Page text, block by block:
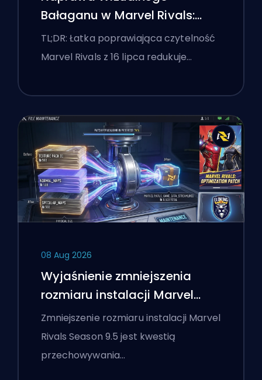
Bałaganu w Marvel Rivals:
Najlepsze Ustawienia
Konkurencyjne Po Łatce z 16
TL;DR: Łatka poprawiająca czytelność
Marvel Rivals z 16 lipca redukuje…
08 Aug 2026
Wyjaśnienie zmniejszenia
rozmiaru instalacji Marvel
Rivals Season 9.5
Zmniejszenie rozmiaru instalacji Marvel
Rivals Season 9.5 jest kwestią
przechowywania…